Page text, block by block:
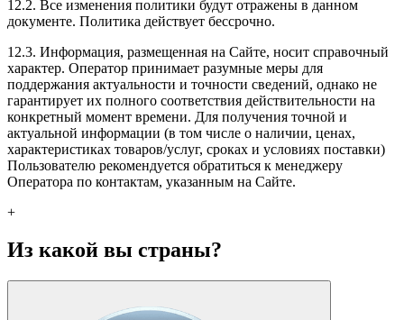
12.2. Все изменения политики будут отражены в данном
документе. Политика действует бессрочно.
12.3. Информация, размещенная на Сайте, носит справочный
характер. Оператор принимает разумные меры для
поддержания актуальности и точности сведений, однако не
гарантирует их полного соответствия действительности на
конкретный момент времени. Для получения точной и
актуальной информации (в том числе о наличии, ценах,
характеристиках товаров/услуг, сроках и условиях поставки)
Пользователю рекомендуется обратиться к менеджеру
Оператора по контактам, указанным на Сайте.
+
Из какой вы страны?